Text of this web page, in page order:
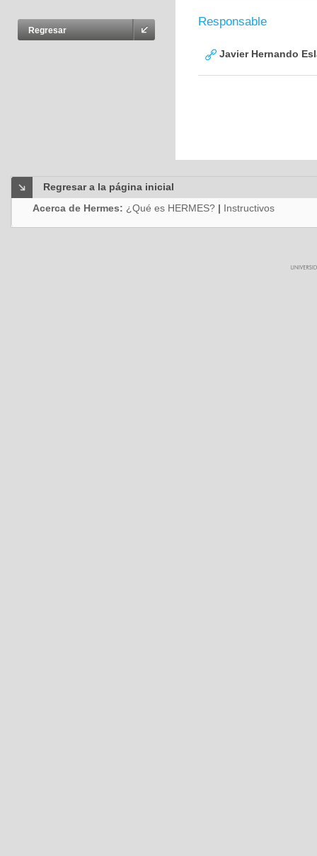
Regresar
Responsable
Javier Hernando
Regresar a la página inicial
Acerca de Hermes: ¿Qué es HERMES? | Instructivos